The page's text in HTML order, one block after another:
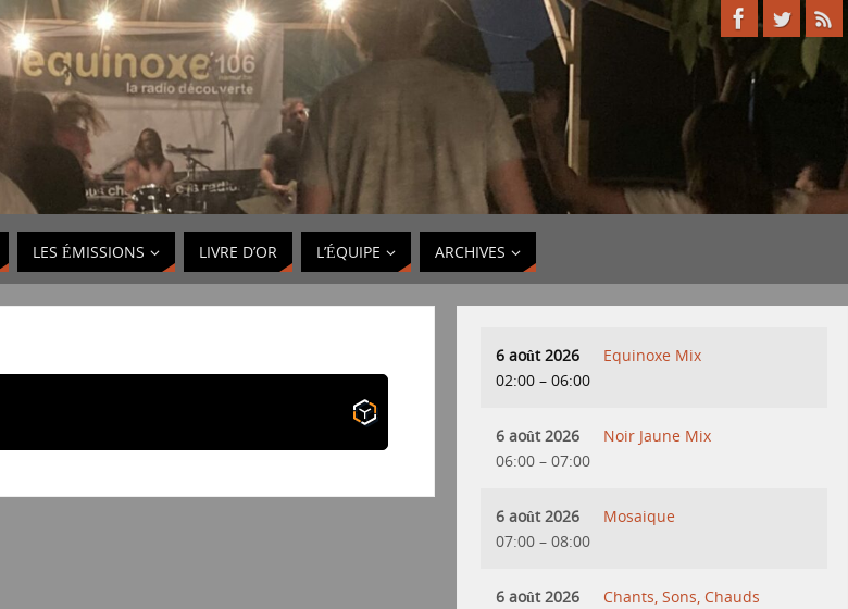
LES ÉMISSIONS LIVRE D’OR L’ÉQUIPE ARCHIVES
6 août 2026
02:00 – 06:00
Equinoxe Mix
6 août 2026
06:00 – 07:00
Noir Jaune Mix
6 août 2026
07:00 – 08:00
Mosaique
6 août 2026
Chants, Sons, Chauds